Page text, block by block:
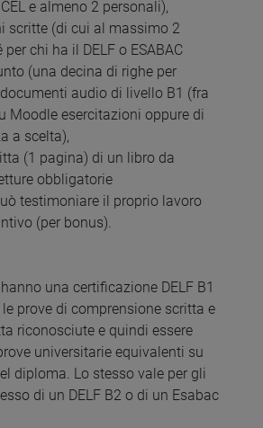
e almeno 2 personali),
scritte (di cui al massimo 2
chi ha il DELF o ESABAC
(una decina di righe per
audio di livello B1 (fra
Moodle esercitazioni oppure di
a scelta),
(1 pagina) di un libro da
obbligatorie
testimoniare il proprio lavoro
(per bonus).
una certificazione DELF B1
prove di comprensione scritta e
riconosciute e quindi essere
universitarie equivalenti su
diploma. Lo stesso vale per gli
di un DELF B2 o di un Esabac